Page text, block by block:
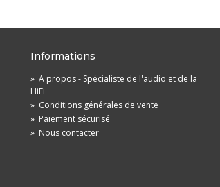
Informations
» A propos - Spécialiste de l'audio et de la
HiFi
» Conditions générales de vente
» Paiement sécurisé
» Nous contacter